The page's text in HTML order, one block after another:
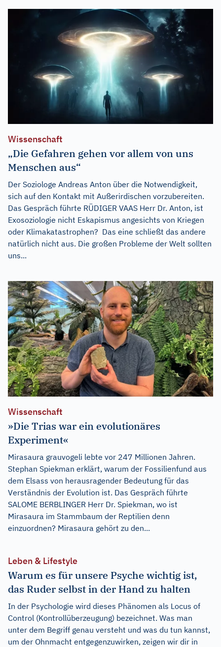
Wissenschaft
„Die Gefahren gehen vor allem von uns
Menschen aus“
Der Soziologe Andreas Anton über die Notwendigkeit,
sich auf den Kontakt mit Außerirdischen vorzubereiten.
Das Gespräch führte RÜDIGER VAAS Herr Dr. Anton, ist
Exosoziologie nicht Eskapismus angesichts von Kriegen
oder Klimakatastrophen? Das eine schließt das andere
natürlich nicht aus. Die großen Probleme der Welt sollten
uns...
Wissenschaft
»Die Trias war ein evolutionäres
Experiment«
Mirasaura grauvogeli lebte vor 247 Millionen Jahren.
Stephan Spiekman erklärt, warum der Fossilienfund aus
dem Elsass von herausragender Bedeutung für das
Verständnis der Evolution ist. Das Gespräch führte
SALOME BERBLINGER Herr Dr. Spiekman, wo ist
Mirasaura im Stammbaum der Reptilien denn
einzuordnen? Mirasaura gehört zu den...
Leben & Lifestyle
Warum es für unsere Psyche wichtig ist,
das Ruder selbst in der Hand zu halten
In der Psychologie wird dieses Phänomen als Locus of
Control (Kontrollüberzeugung) bezeichnet. Was man
unter dem Begriff genau versteht und was du tun kannst,
um der Ohnmacht entgegenzuwirken, zeigen wir dir in